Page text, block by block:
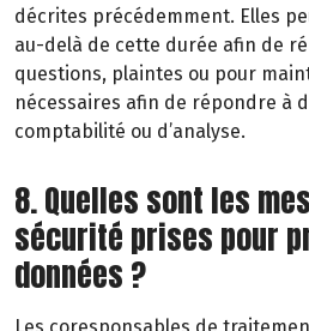
décrites précédemment. Elles
au-delà de cette durée afin de
questions, plaintes ou pour
nécessaires afin de répondre à
comptabilité ou d’analyse.
8. Quelles sont les
sécurité prises pour
données ?